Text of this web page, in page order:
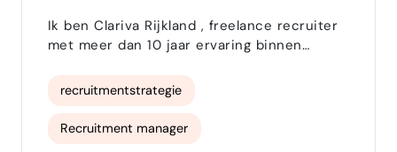
Ik ben Clariva Rijkland , freelance recruiter
met meer dan 10 jaar ervaring binnen
Mijn focus ligt op het werven van nieuwe
kandidaten en het optimaliseren van
recruitmentprocessen . Ik help organisaties
hun talentstrategie te versterken en
recruitmentstrategie
Recruitment manager